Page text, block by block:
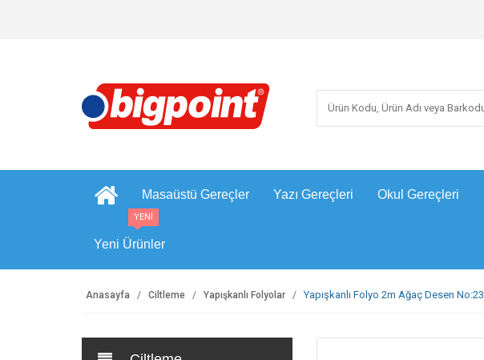
Masaüstü Gereçler Yazı Gereçleri Okul Gereçleri
Yeni Ürünler
YENİ
Anasayfa Ciltleme Yapışkanlı Folyolar Yapışkanlı Folyo 2m Ağaç Desen No:23